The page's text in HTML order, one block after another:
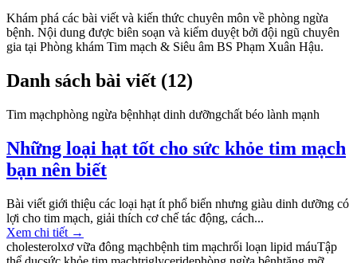
Khám phá các bài viết và kiến thức chuyên môn về phòng ngừa
bệnh. Nội dung được biên soạn và kiểm duyệt bởi đội ngũ chuyên
gia tại Phòng khám Tim mạch & Siêu âm BS Phạm Xuân Hậu.
Danh sách bài viết (12)
Tim mạchphòng ngừa bệnhhạt dinh dưỡngchất béo lành mạnh
Những loại hạt tốt cho sức khỏe tim mạch
bạn nên biết
Bài viết giới thiệu các loại hạt ít phổ biến nhưng giàu dinh dưỡng có
lợi cho tim mạch, giải thích cơ chế tác động, cách...
Xem chi tiết →
cholesterolxơ vữa đông mạchbệnh tim mạchrối loạn lipid máuTập